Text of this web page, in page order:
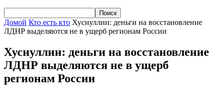
Домой Кто есть кто Хуснуллин: деньги на восстановление
ЛДНР выделяются не в ущерб регионам России
Хуснуллин: деньги на восстановление
ЛДНР выделяются не в ущерб
регионам России